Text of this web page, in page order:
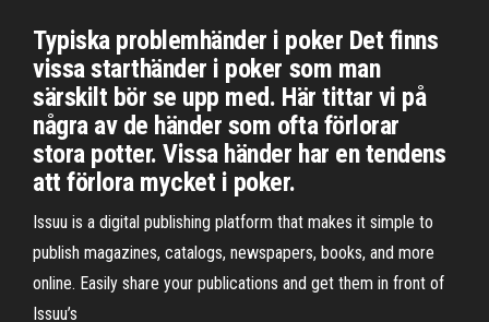
Typiska problemhänder i poker Det finns
vissa starthänder i poker som man
särskilt bör se upp med. Här tittar vi på
några av de händer som ofta förlorar
stora potter. Vissa händer har en tendens
att förlora mycket i poker.
Issuu is a digital publishing platform that makes it simple to
publish magazines, catalogs, newspapers, books, and more
online. Easily share your publications and get them in front of
Issuu’s